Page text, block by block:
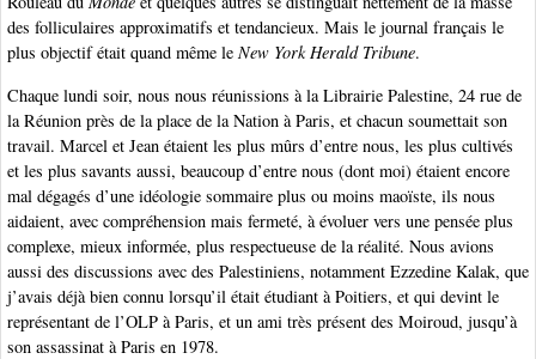
des folliculaires approximatifs et tendancieux. Mais le journal français le
plus objectif était quand même le New York Herald Tribune.
Chaque lundi soir, nous nous réunissions à la Librairie Palestine, 24 rue de
la Réunion près de la place de la Nation à Paris, et chacun soumettait son
travail. Marcel et Jean étaient les plus mûrs d’entre nous, les plus cultivés
et les plus savants aussi, beaucoup d’entre nous (dont moi) étaient encore
mal dégagés d’une idéologie sommaire plus ou moins maoïste, ils nous
aidaient, avec compréhension mais fermeté, à évoluer vers une pensée plus
complexe, mieux informée, plus respectueuse de la réalité. Nous avions
aussi des discussions avec des Palestiniens, notamment Ezzedine Kalak, que
j’avais déjà bien connu lorsqu’il était étudiant à Poitiers, et qui devint le
représentant de l’OLP à Paris, et un ami très présent des Moiroud, jusqu’à
son assassinat à Paris en 1978.